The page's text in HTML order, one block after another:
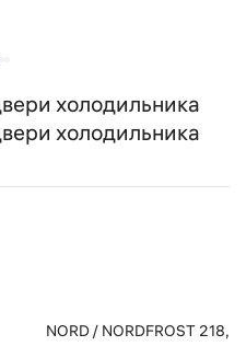
холодильника
холодильника
NORD / NORDFROST 218,